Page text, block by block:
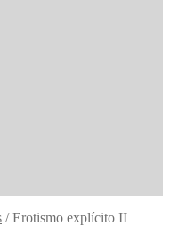
/Erotismo explícito II